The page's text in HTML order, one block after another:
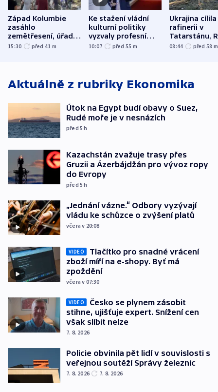
Západ Kolumbie
zasáhlo
zemětřesení, úřady
hlásí přes sto obětí
15:30 před 41 m
Ke stažení vládní
kulturní politiky
vyzvaly profesní
organizace, spolky i
10:07 před 55 m
Ukrajina cílila
rafinerii v
Tatarstánu,
útočilo na
08:44 před 58 m
Aktuálně z rubriky Ekonomika
Útok na Egypt budí obavy o Suez,
Rudé moře je v nesnázích
před 5h
Kazachstán zvažuje trasy přes
Gruzii a Ázerbájdžán pro vývoz ropy
do Evropy
před 5h
„Jednání vázne.“ Odbory vyzývají
vládu ke schůzce o zvýšení platů
včera v 20:08
VIDEO
Tlačítko pro snadné vrácení
zboží míří na e-shopy. Byť má
zpoždění
včera v 07:30
VIDEO
Česko se plynem zásobit
stihne, ujišťuje expert. Snížení cen
však slíbit nelze
7. 8. 2026
Policie obvinila pět lidí v souvislosti s
veřejnou soutěží Správy železnic
7. 8. 2026 7. 8. 2026